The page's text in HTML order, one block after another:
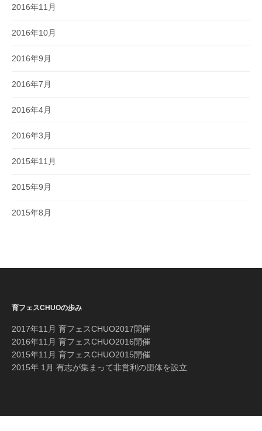
2016年11月
2016年10月
2016年9月
2016年7月
2016年4月
2016年3月
2015年11月
2015年9月
2015年8月
育フェスCHUOの歩み
2017年11月 育フェスCHUO2017開催
2016年11月 育フェスCHUO2016開催
2015年11月 育フェスCHUO2015開催
2015年 1月 有志が集まって非営利の団体を設立